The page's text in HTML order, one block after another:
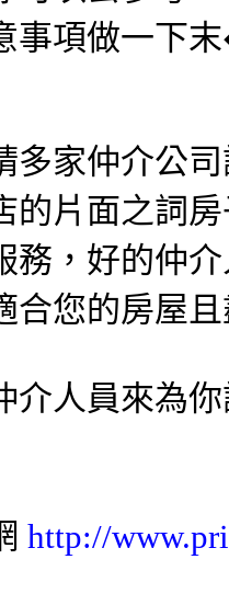
事項做一下
多家仲介公
的片面之詞
務，好的仲
合您的房屋
介人員來為
http://